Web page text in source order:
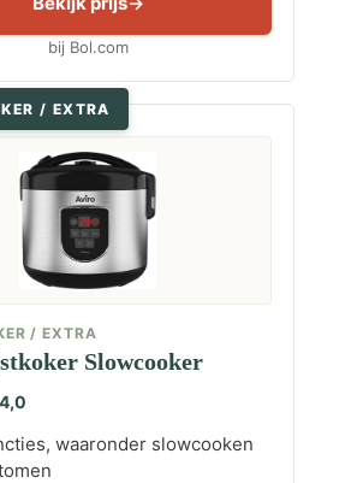
bij Bol.com
/ EXTRA
/ EXTRA
Slowcooker
4,0
waaronder slowcooken